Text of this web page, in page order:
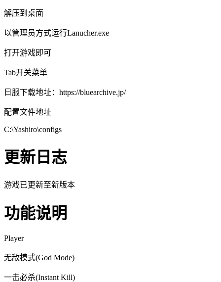
解压到桌面
以管理员方式运行Lanucher.exe
打开游戏即可
Tab开关菜单
日服下载地址：https://bluearchive.jp/
配置文件地址
C:\Yashiro\configs
更新日志
游戏已更新至新版本
功能说明
Player
无敌模式(God Mode)
一击必杀(Instant Kill)